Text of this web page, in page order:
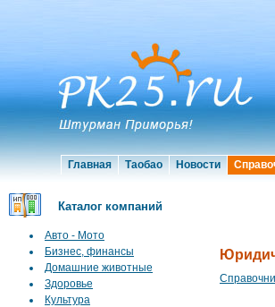
Главная Таобао Новости
Каталог компаний
Авто - Мото
Бизнес, финансы
Домашние животные
Здоровье
Культура